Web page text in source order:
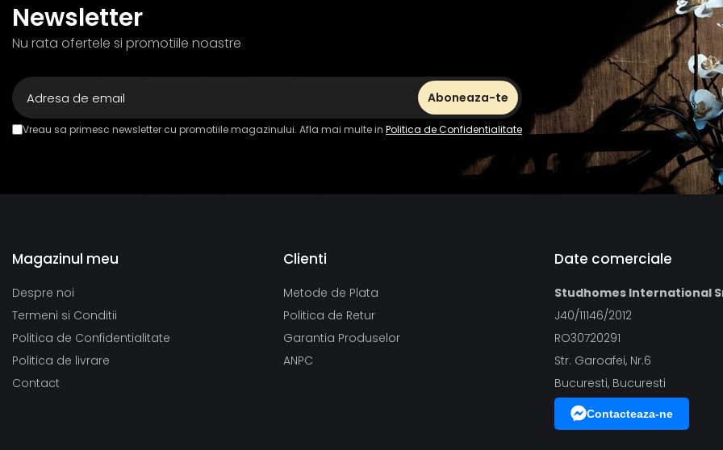
Newsletter
Nu rata ofertele si promotiile noastre
Vreau sa primesc newsletter cu promotiile magazinului. Afla mai multe in Politica de Confidentialitate
Magazinul meu
Despre noi
Termeni si Conditii
Politica de Confidentialitate
Politica de livrare
Contact
Clienti
Metode de Plata
Politica de Retur
Garantia Produselor
ANPC
Date comerciale
Studhomes International
J40/11146/2012
RO30720291
Str. Garoafei, Nr.6
Bucuresti, Bucuresti
Contacteaza-ne